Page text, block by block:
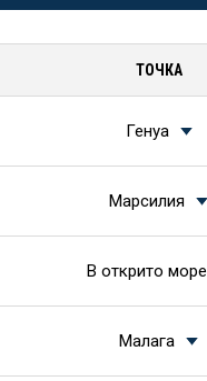
ТОЧКА
Генуа
Марсилия
В открито море
Малага